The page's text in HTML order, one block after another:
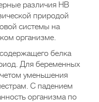
различия НВ
природой
системы на
организме.
белка
Для беременных
уменьшения
С падением
организма по